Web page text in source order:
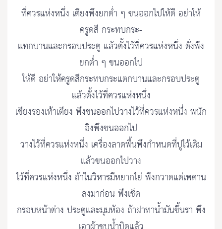
ที่ควรแห่งหนึ่ง เตียงพึงยกต่ำ ๆ ขนออกไปให้ดี อย่าให้
ครูดสี กระทบกระ-
แทกบานและกรอบประตู แล้วตั้งไว้ที่ควรแห่งหนึ่ง ตั่งพึง
ยกต่ำ ๆ ขนออกไป
ให้ดี อย่าให้ครูดสีกระทบกระแตกบานและกรอบประตู
แล้วตั้งไว้ที่ควรแห่งหนึ่ง
เขียงรองเท้าเตียง พึงขนออกไปวางไว้ที่ควรแห่งหนึ่ง พนัก
อิงพึงขนออกไป
วางไว้ที่ควรแห่งหนึ่ง เครื่องลาดพื้นพึงกำหนดที่ปูไว้เดิม
แล้วขนออกไปวาง
ไว้ที่ควรแห่งหนึ่ง ถ้าในวิหารมีหยากไย่ พึงกวาดแต่เพดาน
ลงมาก่อน พึงเช็ด
กรอบหน้าต่าง ประตูและมุมห้อง ถ้าฝาทาน้ำมันขึ้นรา พึง